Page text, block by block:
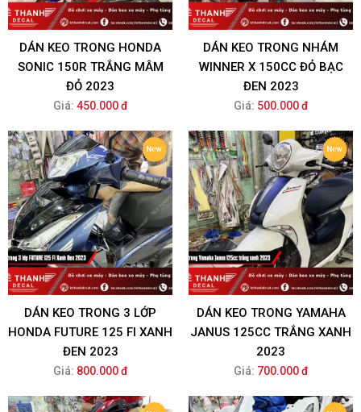
DÁN KEO TRONG HONDA
SONIC 150R TRẮNG MÂM
ĐỎ 2023
Giá: 450.000 đ
DÁN KEO TRONG NHÁM
WINNER X 150CC ĐỎ BẠC
ĐEN 2023
Giá: 500.000 đ
DÁN KEO TRONG 3 LỚP
HONDA FUTURE 125 FI XANH
ĐEN 2023
Giá: 800.000 đ
DÁN KEO TRONG YAMAHA
JANUS 125CC TRẮNG XANH
2023
Giá: 700.000 đ